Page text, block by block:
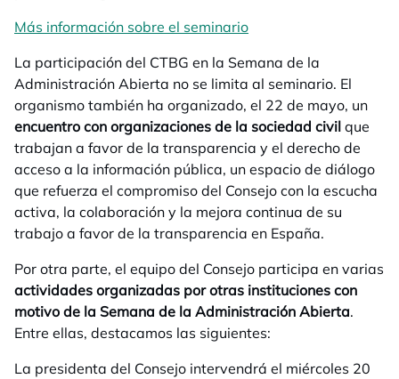
Más información sobre el seminario
La participación del CTBG en la Semana de la
Administración Abierta no se limita al seminario. El
organismo también ha organizado, el 22 de mayo, un
encuentro con organizaciones de la sociedad civil que
trabajan a favor de la transparencia y el derecho de
acceso a la información pública, un espacio de diálogo
que refuerza el compromiso del Consejo con la escucha
activa, la colaboración y la mejora continua de su
trabajo a favor de la transparencia en España.
Por otra parte, el equipo del Consejo participa en varias
actividades organizadas por otras instituciones con
motivo de la Semana de la Administración Abierta.
Entre ellas, destacamos las siguientes:
La presidenta del Consejo intervendrá el miércoles 20